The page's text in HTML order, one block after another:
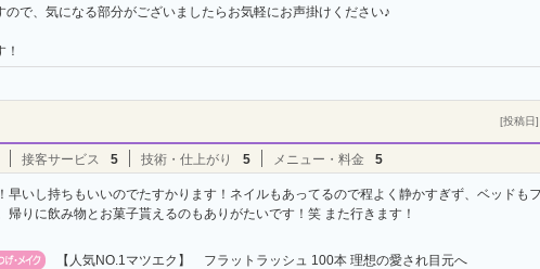
で、気になる部分がございましたらお気軽にお声掛けください♪
[投稿日
接客サービス 5 技術・仕上がり 5 メニュー・料金 5
早いし持ちもいいのでたすかります！ネイルもあってるので程よく静かすぎず、ベッドも
りに飲み物とお菓子貰えるのもありがたいです！笑 また行きます！
【人気NO.1マツエク】 フラットラッシュ 100本 理想の愛され目元へ